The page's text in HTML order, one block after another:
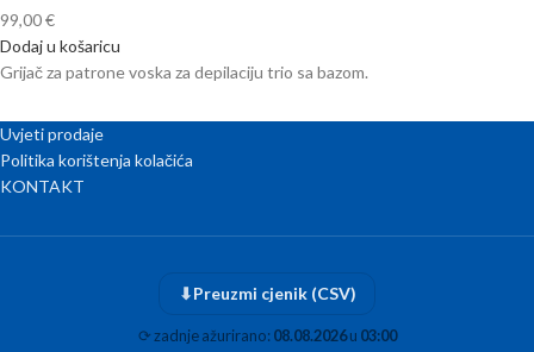
99,00€
Dodaj u košaricu
Grijač za patrone voska za depilaciju trio sa bazom.
Uvjeti prodaje
Politika korištenja kolačića
KONTAKT
⬇Preuzmi cjenik (CSV)
⟳zadnje ažurirano:08.08.2026u 03:00